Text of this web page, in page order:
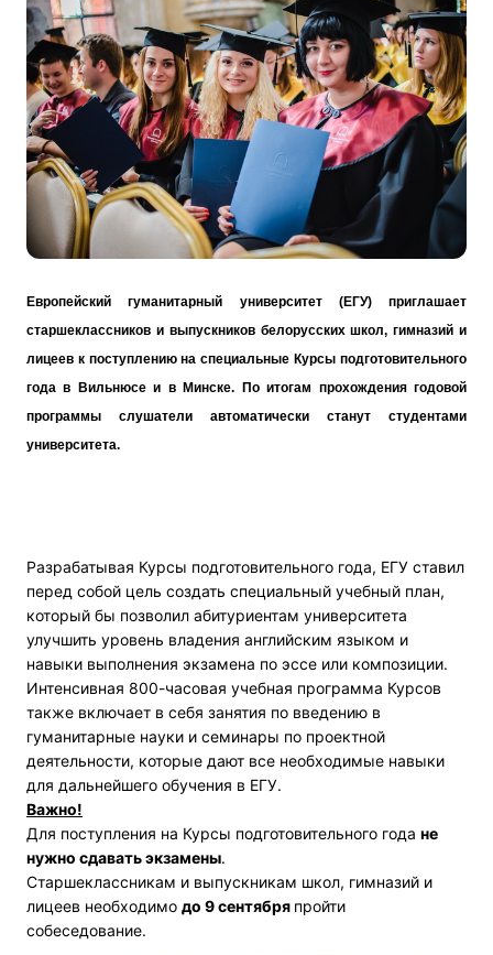
Европейский гуманитарный университет (ЕГУ) приглашает
старшеклассников и выпускников белорусских школ, гимназий и
лицеев к поступлению на специальные Курсы подготовительного
года в Вильнюсе и в Минске. По итогам прохождения годовой
программы слушатели автоматически станут студентами
университета.
Разрабатывая Курсы подготовительного года, ЕГУ ставил
перед собой цель создать специальный учебный план,
который бы позволил абитуриентам университета
улучшить уровень владения английским языком и
навыки выполнения экзамена по эссе или композиции.
Интенсивная 800-часовая учебная программа Курсов
также включает в себя занятия по введению в
гуманитарные науки и семинары по проектной
деятельности, которые дают все необходимые навыки
для дальнейшего обучения в ЕГУ.
Важно!
Для поступления на Курсы подготовительного года не
нужно сдавать экзамены.
Старшеклассникам и выпускникам школ, гимназий и
лицеев необходимо до 9 сентября пройти
собеседование.